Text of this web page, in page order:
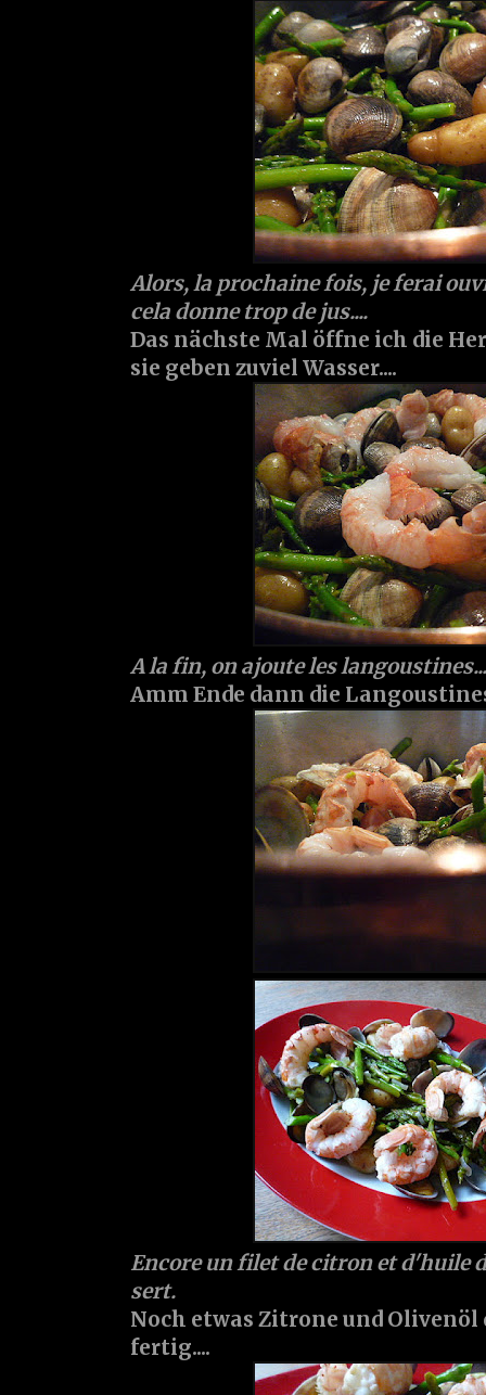
Alors, la prochaine fois, je ferai
cela donne trop de jus....
Das nächste Mal öffne ich die
sie geben zuviel Wasser....
A la fin, on ajoute les langoustines...
Amm Ende dann die
Encore un filet de citron et d'huile
sert.
Noch etwas Zitrone und
fertig....